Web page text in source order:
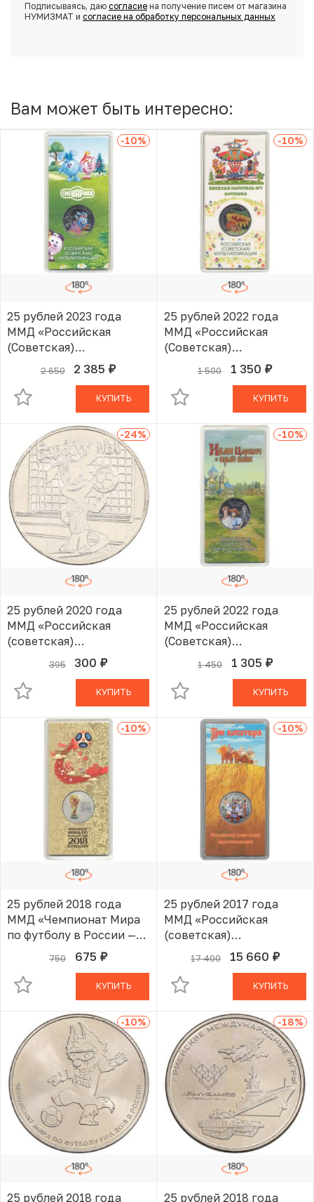
Подписываясь, даю согласиена получение писем от магазина
НУМИЗМАТ и согласие на обработку персональных данных
Вам может быть интересно:
-10%
25 рублей 2023 года
ММД «Российская
(Советская)
Мультипликация —
Смешарики» (Цветная)
2 650 2 385 руб.
В КОРЗИНЕ
КУПИТЬ
-10%
25 рублей 2022 года
ММД «Российская
(Советская)
мультипликация —
Веселая Карусель
(Антошка)» (Цветная)
1 500 1 350 руб.
В КОРЗИНЕ
КУПИТЬ
-24%
25 рублей 2020 года
ММД «Российская
(советская)
мультипликация —
Барбоскины»
395 300 руб.
В КОРЗИНЕ
КУПИТЬ
-10%
25 рублей 2022 года
ММД «Российская
(Советская)
мультипликация — Иван
Царевич и серый волк»
(Цветная)
1 450 1 305 руб.
В КОРЗИНЕ
КУПИТЬ
-10%
25 рублей 2018 года
ММД «Чемпионат Мира
по футболу в России —
Кубок» (Цветная)
750 675 руб.
В КОРЗИНЕ
КУПИТЬ
-10%
25 рублей 2017 года
ММД «Российская
(советская)
мультипликация — Три
богатыря» (цветная)
17 400 15 660 руб.
В КОРЗИНЕ
КУПИТЬ
-10%
25 рублей 2018 года
-18%
25 рублей 2018 года